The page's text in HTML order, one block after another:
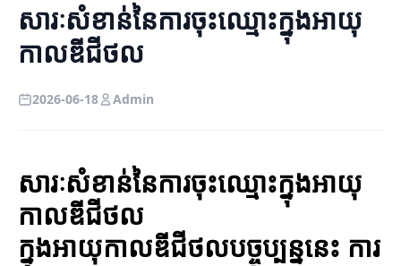
សារៈសំខាន់នៃការចុះឈ្មោះក្នុងអាយុ
កាលឌីជីថល
2026-06-18 Admin
សារៈសំខាន់នៃការចុះឈ្មោះក្នុងអាយុ
កាលឌីជីថល
ក្នុងអាយុកាលឌីជីថលបច្ចុប្បន្ននេះ ការ